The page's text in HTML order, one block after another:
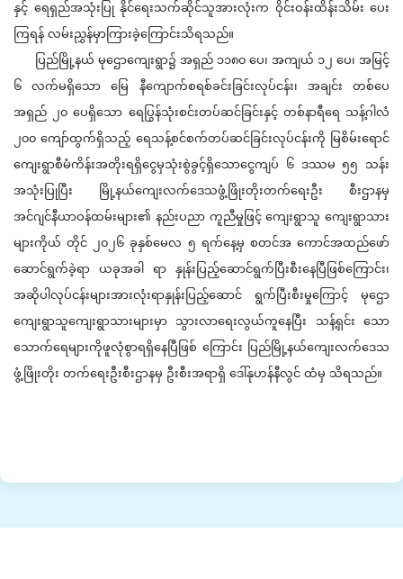
နှင့် ရေရှည်အသုံးပြု နိုင်ရေးသက်ဆိုင်သူအားလုံးက ဝိုင်းဝန်းထိန်းသိမ်း ပေး
ကြရန် လမ်းညွှန်မှာကြားခဲ့ကြောင်းသိရသည်။
ပြည်မြို့နယ် မုဌောကျေးရွာ၌ အရှည် ၁၁၈၀ ပေ၊ အကျယ် ၁၂ ပေ၊ အမြင့်
၆ လက်မရှိသော မြေ နီကျောက်စရစ်ခင်းခြင်းလုပ်ငန်း၊ အချင်း တစ်ပေ
အရှည် ၂၀ ပေရှိသော ရေပြွန်သုံးစင်းတပ်ဆင်ခြင်းနှင့် တစ်နာရီရေ သန့်ဂါလံ
၂၀၀ ကျော်ထွက်ရှိသည့် ရေသန့်စင်စက်တပ်ဆင်ခြင်းလုပ်ငန်းကို မြစိမ်းရောင်
ကျေးရွာစီမံကိန်းအတိုးရရှိငွေမှသုံးစွဲခွင့်ရှိသောငွေကျပ် ၆ ဒဿမ ၅၅ သန်း
အသုံးပြုပြီး မြို့နယ်ကျေးလက်ဒေသဖွံ့ဖြိုးတိုးတက်ရေးဦး စီးဌာနမှ
အင်ဂျင်နီယာဝန်ထမ်းများ၏ နည်းပညာ ကူညီမှုဖြင့် ကျေးရွာသူ ကျေးရွာသား
များကိုယ် တိုင် ၂၀၂၆ ခုနှစ်မေလ ၅ ရက်နေ့မှ စတင်အ ကောင်အထည်ဖော်
ဆောင်ရွက်ခဲ့ရာ ယခုအခါ ရာ နှုန်းပြည့်ဆောင်ရွက်ပြီးစီးနေပြီဖြစ်ကြောင်း၊
အဆိုပါလုပ်ငန်းများအားလုံးရာနှုန်းပြည့်ဆောင် ရွက်ပြီးစီးမှုကြောင့် မုဌော
ကျေးရွာသူကျေးရွာသားများမှာ သွားလာရေးလွယ်ကူနေပြီး သန့်ရှင်း သော
သောက်ရေများကိုဖူလုံစွာရရှိနေပြီဖြစ် ကြောင်း ပြည်မြို့နယ်ကျေးလက်ဒေသ
ဖွံ့ဖြိုးတိုး တက်ရေးဦးစီးဌာနမှ ဦးစီးအရာရှိ ဒေါ်နုဟန်နီလွင် ထံမှ သိရသည်။